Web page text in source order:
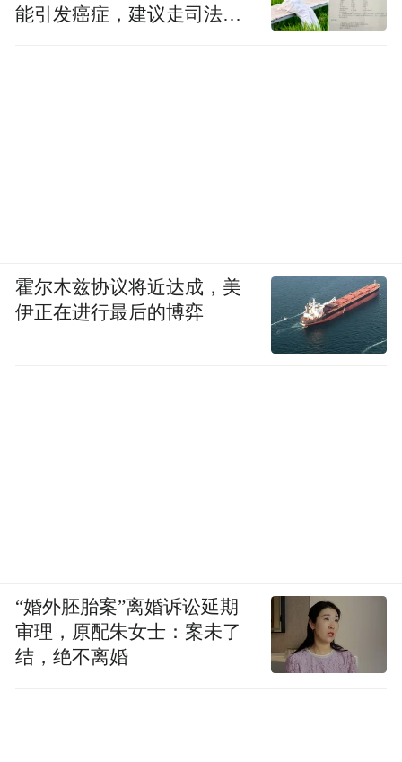
能引发癌症，建议走司法途
霍尔木兹协议将近达成，美
伊正在进行最后的博弈
“婚外胚胎案”离婚诉讼延期
审理，原配朱女士：案未了
结，绝不离婚